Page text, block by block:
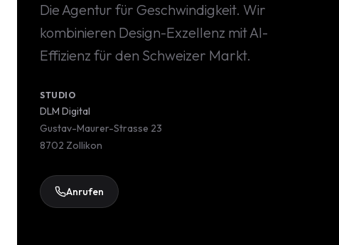
Die Agentur für Geschwindigkeit. Wir
kombinieren Design-Exzellenz mit AI-
Effizienz für den Schweizer Markt.
STUDIO
DLM Digital
Gustav-Maurer-Strasse 23
8702 Zollikon
Anrufen